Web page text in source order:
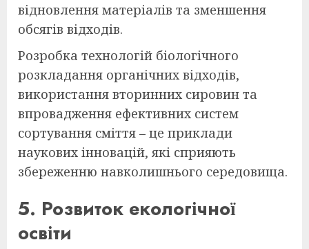
відновлення матеріалів та зменшення
обсягів відходів.
Розробка технологій біологічного
розкладання органічних відходів,
використання вторинних сировин та
впровадження ефективних систем
сортування сміття – це приклади
наукових інновацій, які сприяють
збереженню навколишнього середовища.
5. Розвиток екологічної
освіти